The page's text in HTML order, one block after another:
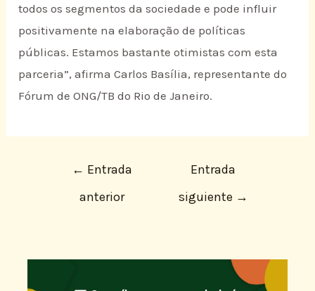
todos os segmentos da sociedade e pode influir
positivamente na elaboração de políticas
públicas. Estamos bastante otimistas com esta
parceria”, afirma Carlos Basília, representante do
Fórum de ONG/TB do Rio de Janeiro.
← Entrada
anterior
Entrada
siguiente →